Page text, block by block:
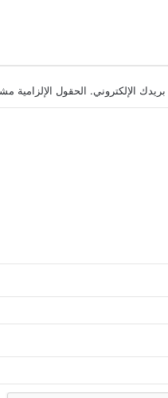
الإلكتروني. الحقول الإلزامية